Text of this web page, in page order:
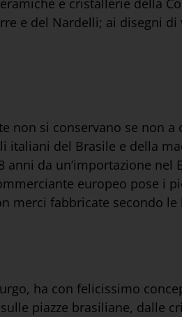
e cristallerie della
e del Nardelli; ai disegni
non si conservano se non
italiani del Brasile e della
da un’importazione
europeo pose i
merci fabbricate secondo
ha con felicissimo
piazze brasiliane, dalle